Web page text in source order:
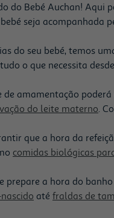
do Bebé Auchan! Aqui
seja acompanhada
do seu bebé, temos
o que necessita
de amamentação
do leite materno.
que a hora da
comidas biológicas
prepare a hora do
até fraldas de